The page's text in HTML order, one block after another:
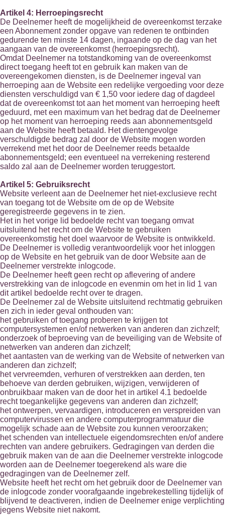
Artikel 4: Herroepingsrecht
De Deelnemer heeft de mogelijkheid de overeenkomst terzake
een Abonnement zonder opgave van redenen te ontbinden
gedurende ten minste 14 dagen, ingaande op de dag van het
aangaan van de overeenkomst (herroepingsrecht).
Omdat Deelnemer na totstandkoming van de overeenkomst
direct toegang heeft tot en gebruik kan maken van de
overeengekomen diensten, is de Deelnemer ingeval van
herroeping aan de Website een redelijke vergoeding voor deze
diensten verschuldigd van € 1,50 voor iedere dag of dagdeel
dat de overeenkomst tot aan het moment van herroeping heeft
geduurd, met een maximum van het bedrag dat de Deelnemer
op het moment van herroeping reeds aan abonnementsgeld
aan de Website heeft betaald. Het dientengevolge
verschuldigde bedrag zal door de Website mogen worden
verrekend met het door de Deelnemer reeds betaalde
abonnementsgeld; een eventueel na verrekening resterend
saldo zal aan de Deelnemer worden teruggestort.
Artikel 5: Gebruiksrecht
Website verleent aan de Deelnemer het niet-exclusieve recht
van toegang tot de Website om de op de Website
geregistreerde gegevens in te zien.
Het in het vorige lid bedoelde recht van toegang omvat
uitsluitend het recht om de Website te gebruiken
overeenkomstig het doel waarvoor de Website is ontwikkeld.
De Deelnemer is volledig verantwoordelijk voor het inloggen
op de Website en het gebruik van de door Website aan de
Deelnemer verstrekte inlogcode.
De Deelnemer heeft geen recht op aflevering of andere
verstrekking van de inlogcode en evenmin om het in lid 1 van
dit artikel bedoelde recht over te dragen.
De Deelnemer zal de Website uitsluitend rechtmatig gebruiken
en zich in ieder geval onthouden van:
het gebruiken of toegang proberen te krijgen tot
computersystemen en/of netwerken van anderen dan zichzelf;
onderzoek of beproeving van de beveiliging van de Website of
netwerken van anderen dan zichzelf;
het aantasten van de werking van de Website of netwerken van
anderen dan zichzelf;
het vervreemden, verhuren of verstrekken aan derden, ten
behoeve van derden gebruiken, wijzigen, verwijderen of
onbruikbaar maken van de door het in artikel 4.1 bedoelde
recht toegankelijke gegevens van anderen dan zichzelf;
het ontwerpen, vervaardigen, introduceren en verspreiden van
computervirussen en andere computerprogrammatuur die
mogelijk schade aan de Website zou kunnen veroorzaken;
het schenden van intellectuele eigendomsrechten en/of andere
rechten van andere gebruikers. Gedragingen van derden die
gebruik maken van de aan die Deelnemer verstrekte inlogcode
worden aan de Deelnemer toegerekend als ware die
gedragingen van de Deelnemer zelf.
Website heeft het recht om het gebruik door de Deelnemer van
de inlogcode zonder voorafgaande ingebrekestelling tijdelijk of
blijvend te deactiveren, indien de Deelnemer enige verplichting
jegens Website niet nakomt.